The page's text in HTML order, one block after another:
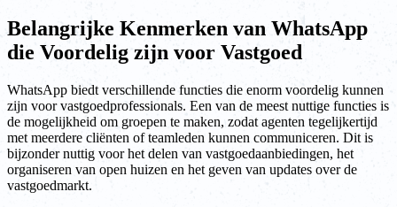
Belangrijke Kenmerken van WhatsApp
die Voordelig zijn voor Vastgoed
WhatsApp biedt verschillende functies die enorm voordelig kunnen
zijn voor vastgoedprofessionals. Een van de meest nuttige functies is
de mogelijkheid om groepen te maken, zodat agenten tegelijkertijd
met meerdere cliënten of teamleden kunnen communiceren. Dit is
bijzonder nuttig voor het delen van vastgoedaanbiedingen, het
organiseren van open huizen en het geven van updates over de
vastgoedmarkt.